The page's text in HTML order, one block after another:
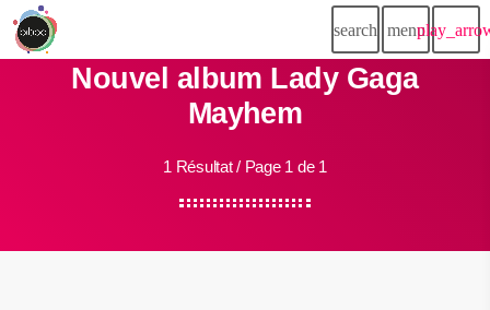
search menu
Nouvel album Lady Gaga
Mayhem
1 Résultat / Page 1 de 1